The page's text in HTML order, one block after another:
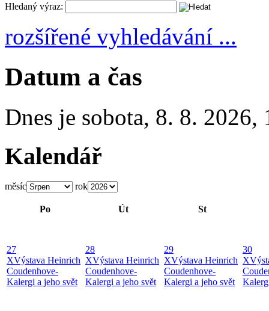
Hledaný výraz:
rozšířené vyhledávání ...
Datum a čas
Dnes je sobota, 8. 8. 2026,
Kalendář
měsíc rok
Po Út St
27
XVýstava Heinrich
Coudenhove-
Kalergi a jeho svět
28
XVýstava Heinrich
Coudenhove-
Kalergi a jeho svět
29
XVýstava Heinrich
Coudenhove-
Kalergi a jeho svět
30
X